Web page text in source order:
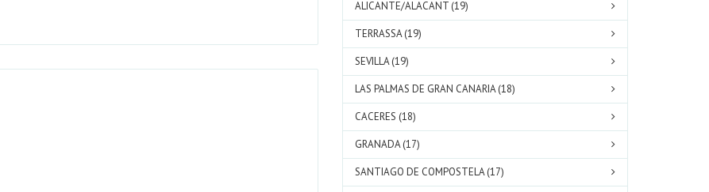
ALICANTE/ALACANT (19)
TERRASSA (19)
SEVILLA (19)
LAS PALMAS DE GRAN CANARIA (18)
CACERES (18)
GRANADA (17)
SANTIAGO DE COMPOSTELA (17)